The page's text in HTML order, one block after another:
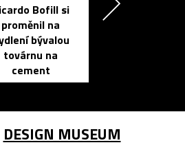
Bofill si
proměnil na
bývalou
továrnu na
cement
DESIGN MUSEUM